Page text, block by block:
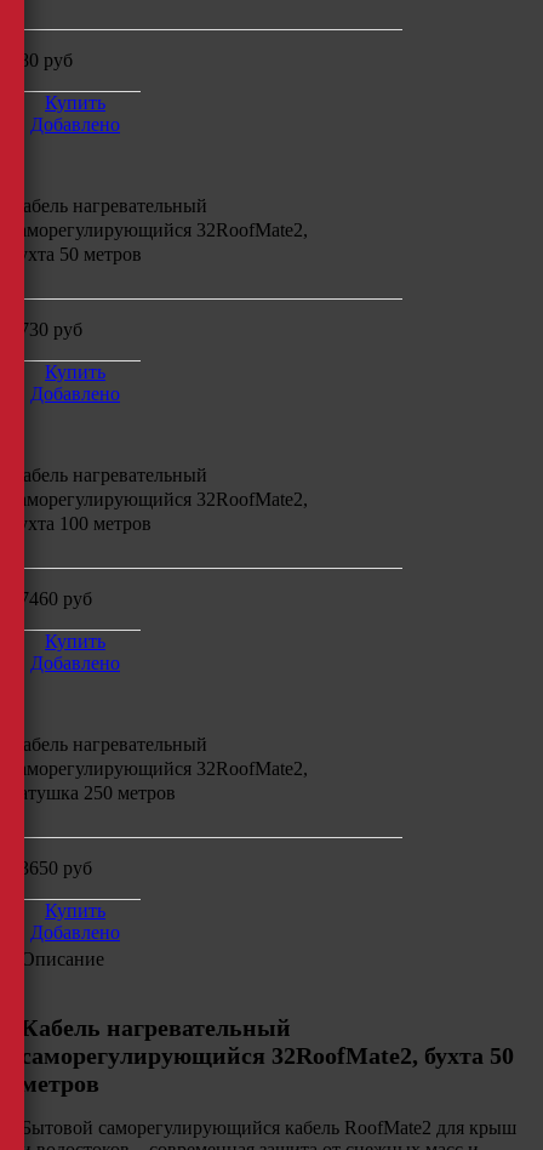
180 руб
Купить
Добавлено
Кабель нагревательный
саморегулирующийся 32RoofMate2,
бухта 50 метров
8730 руб
Купить
Добавлено
Кабель нагревательный
саморегулирующийся 32RoofMate2,
бухта 100 метров
17460 руб
Купить
Добавлено
Кабель нагревательный
саморегулирующийся 32RoofMate2,
катушка 250 метров
43650 руб
Купить
Добавлено
Описание
Кабель нагревательный
саморегулирующийся 32RoofMate2, бухта 50
метров
Бытовой саморегулирующийся кабель RoofMate2 для крыш